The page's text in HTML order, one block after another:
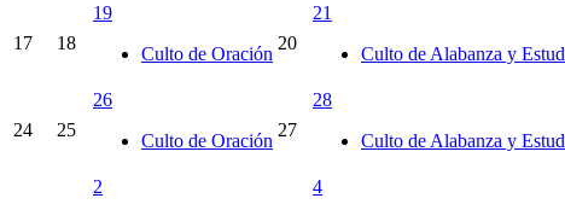
17 18
19
Culto de Oración
20
21
Culto de Alabanza y
24 25
26
Culto de Oración
27
28
Culto de Alabanza y
2
4